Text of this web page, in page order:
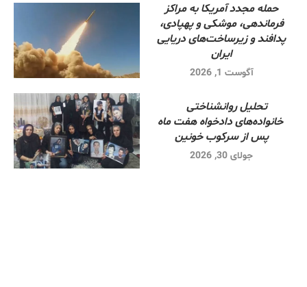
حمله مجدد آمریکا به مراکز
فرماندهی، موشکی و پهپادی،
پدافند و زیرساخت‌های دریایی
ایران
آگوست 1, 2026
تحلیل روانشناختی
خانواده‌های دادخواه هفت ماه
پس از سرکوب خونین
جولای 30, 2026